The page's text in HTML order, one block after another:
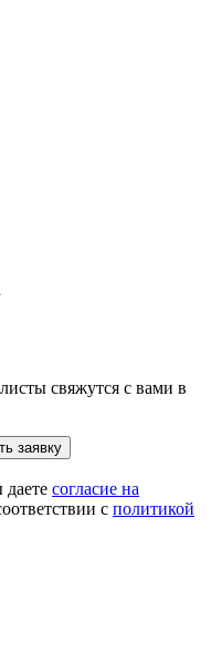
свяжутся с вами в
заявку
согласие на
с политикой